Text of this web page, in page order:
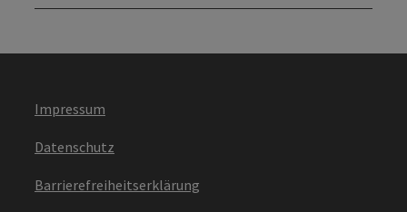
Impressum
Datenschutz
Barrierefreiheitserklärung